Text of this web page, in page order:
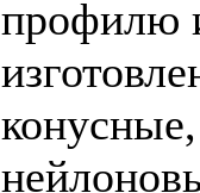
профилю